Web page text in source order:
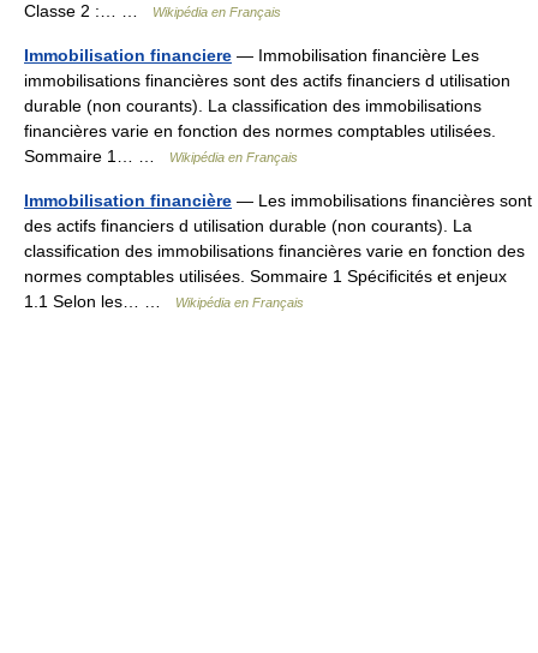
Classe 2 :… …
Wikipédia en Français
Immobilisation financiere — Immobilisation financière Les
immobilisations financières sont des actifs financiers d utilisation
durable (non courants). La classification des immobilisations
financières varie en fonction des normes comptables utilisées.
Sommaire 1… …
Wikipédia en Français
Immobilisation financière — Les immobilisations financières sont
des actifs financiers d utilisation durable (non courants). La
classification des immobilisations financières varie en fonction des
normes comptables utilisées. Sommaire 1 Spécificités et enjeux
1.1 Selon les… …
Wikipédia en Français